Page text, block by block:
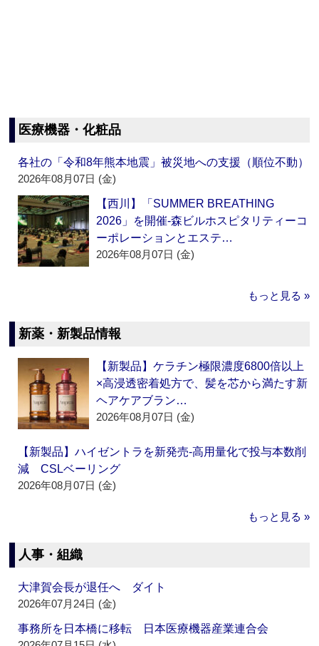
医療機器・化粧品
各社の「令和8年熊本地震」被災地への支援（順位不動）
2026年08月07日 (金)
【西川】「SUMMER BREATHING
2026」を開催‐森ビルホスピタリティーコ
ーポレーションとエステ…
2026年08月07日 (金)
もっと見る »
新薬・新製品情報
【新製品】ケラチン極限濃度6800倍以上
×高浸透密着処方で、髪を芯から満たす新
ヘアケアブラン…
2026年08月07日 (金)
【新製品】ハイゼントラを新発売‐高用量化で投与本数削
減 CSLベーリング
2026年08月07日 (金)
もっと見る »
人事・組織
大津賀会長が退任へ ダイト
2026年07月24日 (金)
事務所を日本橋に移転 日本医療機器産業連合会